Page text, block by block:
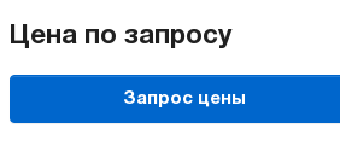
Цена по запросу
Запрос цены